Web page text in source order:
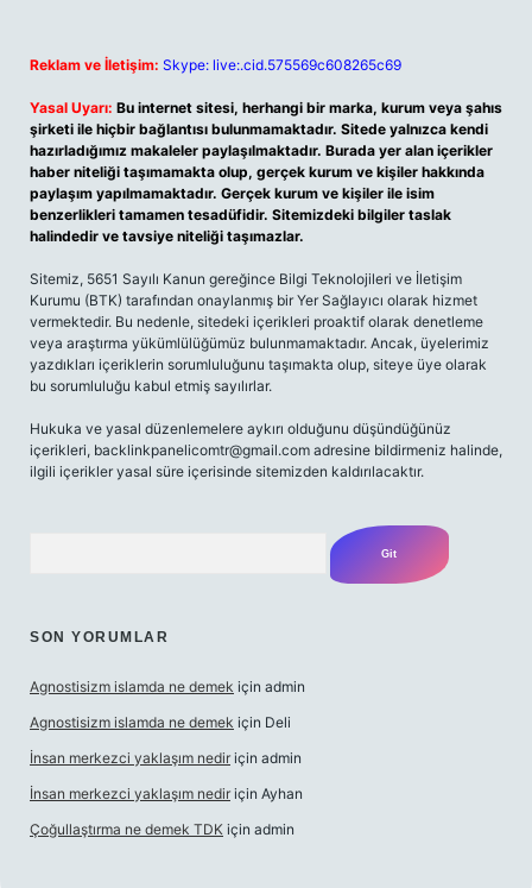
Reklam ve İletişim: Skype: live:.cid.575569c608265c69
Yasal Uyarı: Bu internet sitesi, herhangi bir marka, kurum veya şahıs
şirketi ile hiçbir bağlantısı bulunmamaktadır. Sitede yalnızca kendi
hazırladığımız makaleler paylaşılmaktadır. Burada yer alan içerikler
haber niteliği taşımamakta olup, gerçek kurum ve kişiler hakkında
paylaşım yapılmamaktadır. Gerçek kurum ve kişiler ile isim
benzerlikleri tamamen tesadüfidir. Sitemizdeki bilgiler taslak
halindedir ve tavsiye niteliği taşımazlar.
Sitemiz, 5651 Sayılı Kanun gereğince Bilgi Teknolojileri ve İletişim
Kurumu (BTK) tarafından onaylanmış bir Yer Sağlayıcı olarak hizmet
vermektedir. Bu nedenle, sitedeki içerikleri proaktif olarak denetleme
veya araştırma yükümlülüğümüz bulunmamaktadır. Ancak, üyelerimiz
yazdıkları içeriklerin sorumluluğunu taşımakta olup, siteye üye olarak
bu sorumluluğu kabul etmiş sayılırlar.
Hukuka ve yasal düzenlemelere aykırı olduğunu düşündüğünüz
içerikleri, backlinkpanelicomtr@gmail.com adresine bildirmeniz halinde,
ilgili içerikler yasal süre içerisinde sitemizden kaldırılacaktır.
SON YORUMLAR
Agnostisizm islamda ne demek için admin
Agnostisizm islamda ne demek için Deli
İnsan merkezci yaklaşım nedir için admin
İnsan merkezci yaklaşım nedir için Ayhan
Çoğullaştırma ne demek TDK için admin